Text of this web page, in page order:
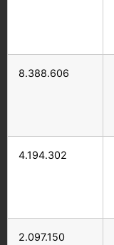
8.388.606
4.194.302
2.097.150